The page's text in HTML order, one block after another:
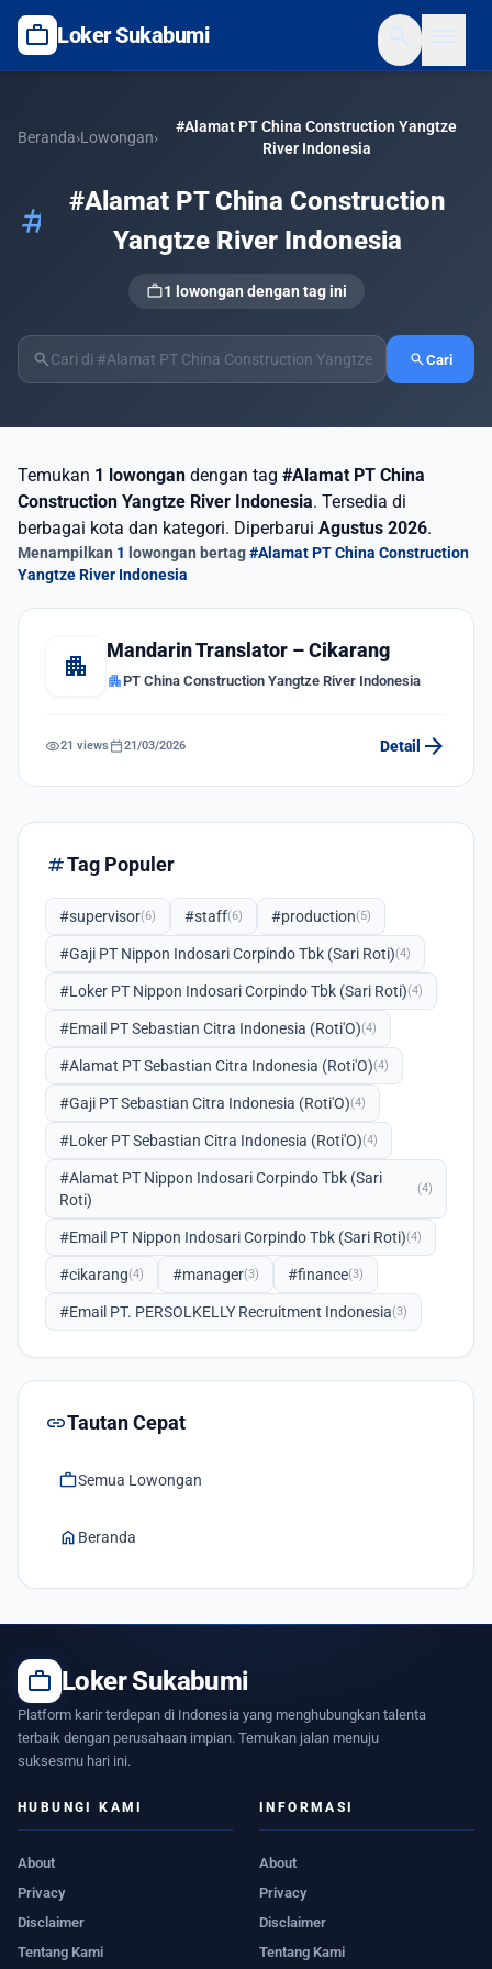
work Loker Sukabumi
Beranda›Lowongan›
#Alamat PT China Construction Yangtze
River Indonesia
tag
#Alamat PT China Construction
Yangtze River Indonesia
work1 lowongan dengan tag ini
search searchCari
Temukan 1 lowongan dengan tag #Alamat PT China
Construction Yangtze River Indonesia. Tersedia di
berbagai kota dan kategori. Diperbarui Agustus 2026.
Menampilkan 1 lowongan bertag#Alamat PT China Construction
Yangtze River Indonesia
apartment
Mandarin Translator – Cikarang
apartmentPT China Construction Yangtze River Indonesia
visibility21 views calendar_today21/03/2026 Detail arrow_forward
tagTag Populer
#supervisor(6) #staff(6) #production(5)
#Gaji PT Nippon Indosari Corpindo Tbk (Sari Roti)(4)
#Loker PT Nippon Indosari Corpindo Tbk (Sari Roti)(4)
#Email PT Sebastian Citra Indonesia (Roti'O)(4)
#Alamat PT Sebastian Citra Indonesia (Roti'O)(4)
#Gaji PT Sebastian Citra Indonesia (Roti'O)(4)
#Loker PT Sebastian Citra Indonesia (Roti'O)(4)
#Alamat PT Nippon Indosari Corpindo Tbk (Sari
Roti)
(4)
#Email PT Nippon Indosari Corpindo Tbk (Sari Roti)(4)
#cikarang(4) #manager(3) #finance(3)
#Email PT. PERSOLKELLY Recruitment Indonesia(3)
linkTautan Cepat
workSemua Lowongan
home Beranda
work Loker Sukabumi
Platform karir terdepan di Indonesia yang menghubungkan talenta
terbaik dengan perusahaan impian. Temukan jalan menuju
suksesmu hari ini.
HUBUNGI KAMI
About
Privacy
Disclaimer
Tentang Kami
INFORMASI
About
Privacy
Disclaimer
Tentang Kami